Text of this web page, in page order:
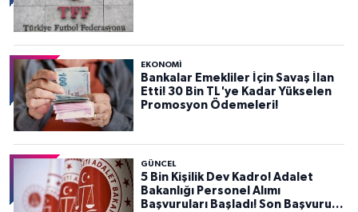
EKONOMİ
Bankalar Emekliler İçin Savaş İlan
Etti! 30 Bin TL'ye Kadar Yükselen
Promosyon Ödemeleri!
GÜNCEL
5 Bin Kişilik Dev Kadro! Adalet
Bakanlığı Personel Alımı
Başvuruları Başladı! Son Başvuru